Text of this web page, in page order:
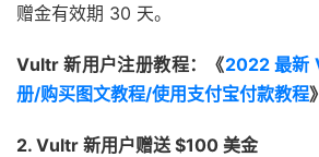
赠金有效期 30 天。
Vultr 新用户注册教程：《2022 最新
册/购买图文教程/使用支付宝付款教程
2. Vultr 新用户赠送 $100 美金